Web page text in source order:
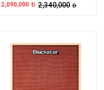
2,090,000 Đ 2,340,000 Đ